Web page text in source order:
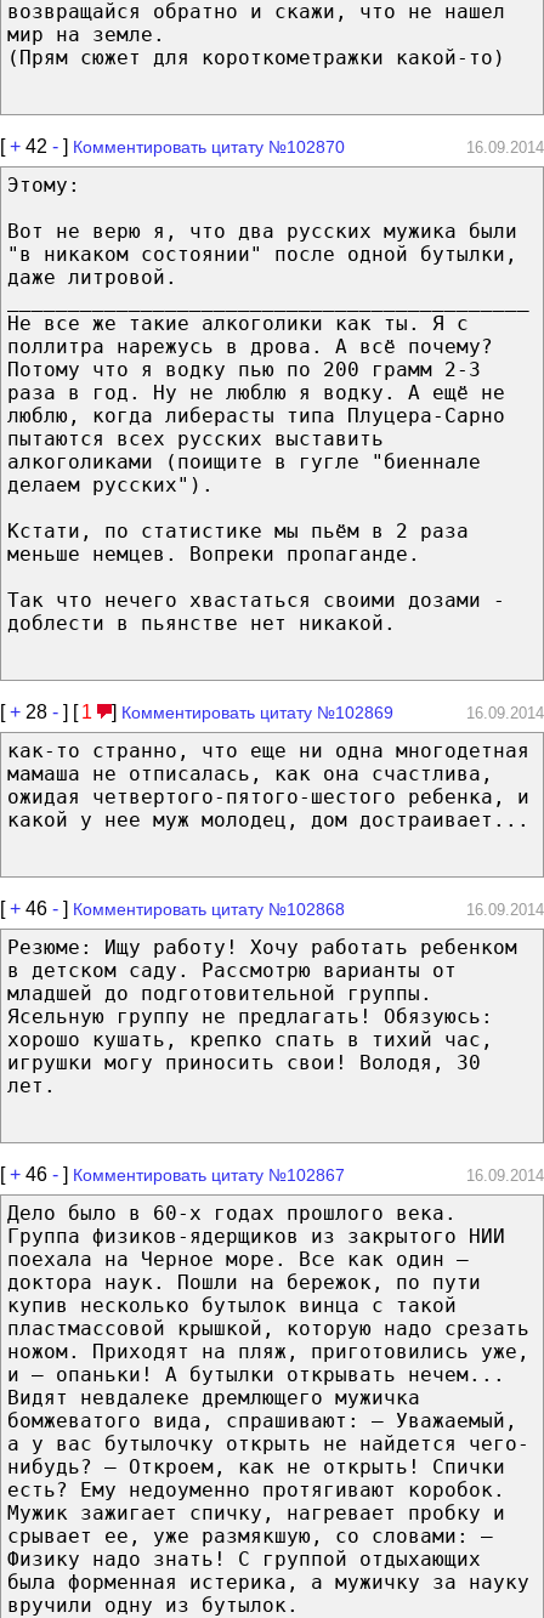
возвращайся обратно и скажи, что не нашел
мир на земле.
(Прям сюжет для короткометражки какой-то)
[+ 42 - ] Комментировать цитату №102870 16.09.2014
Этому:
Вот не верю я, что два русских мужика были
"в никаком состоянии" после одной бутылки,
даже литровой.
Не все же такие алкоголики как ты. Я с
поллитра нарежусь в дрова. А всё почему?
Потому что я водку пью по 200 грамм 2-3
раза в год. Ну не люблю я водку. А ещё не
люблю, когда либерасты типа Плуцера-Сарно
пытаются всех русских выставить
алкоголиками (поищите в гугле "биеннале
делаем русских").
Кстати, по статистике мы пьём в 2 раза
меньше немцев. Вопреки пропаганде.
Так что нечего хвастаться своими дозами -
доблести в пьянстве нет никакой.
[+ 28 - ] [ 1 ] Комментировать цитату №102869 16.09.2014
как-то странно, что еще ни одна многодетная
мамаша не отписалась, как она счастлива,
ожидая четвертого-пятого-шестого ребенка, и
какой у нее муж молодец, дом достраивает...
[+ 46 - ] Комментировать цитату №102868 16.09.2014
Резюме: Ищу работу! Хочу работать ребенком
в детском саду. Рассмотрю варианты от
младшей до подготовительной группы.
Ясельную группу не предлагать! Обязуюсь:
хорошо кушать, крепко спать в тихий час,
игрушки могу приносить свои! Володя, 30
лет.
[+ 46 - ] Комментировать цитату №102867 16.09.2014
Дело было в 60-х годах прошлого века.
Группа физиков-ядерщиков из закрытого НИИ
поехала на Черное море. Все как один —
доктора наук. Пошли на бережок, по пути
купив несколько бутылок винца с такой
пластмассовой крышкой, которую надо срезать
ножом. Приходят на пляж, приготовились уже,
и — опаньки! А бутылки открывать нечем...
Видят невдалеке дремлющего мужичка
бомжеватого вида, спрашивают: — Уважаемый,
а у вас бутылочку открыть не найдется чего-
нибудь? — Откроем, как не открыть! Спички
есть? Ему недоуменно протягивают коробок.
Мужик зажигает спичку, нагревает пробку и
срывает ее, уже размякшую, со словами: —
Физику надо знать! С группой отдыхающих
была форменная истерика, а мужичку за науку
вручили одну из бутылок.